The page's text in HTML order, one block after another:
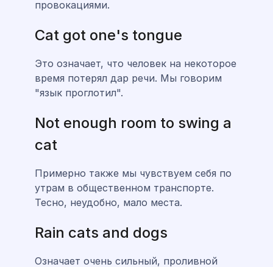
провокациями.
Cat got one's tongue
Это означает, что человек на некоторое
время потерял дар речи. Мы говорим
"язык проглотил".
Not enough room to swing a
cat
Примерно также мы чувствуем себя по
утрам в общественном транспорте.
Тесно, неудобно, мало места.
Rain cats and dogs
Означает очень сильный, проливной